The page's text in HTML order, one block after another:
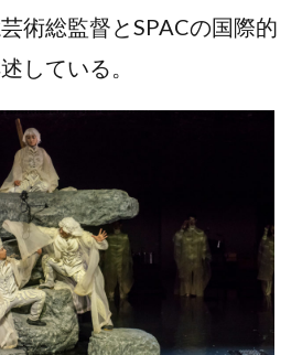
術総監督とSPACの国際的
している。